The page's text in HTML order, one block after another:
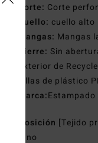
Corte: Corte
Cuello: cuello alto
Mangas: Mangas
Cierre: Sin
Exterior de
botellas de plástico
Marca:
Composición [Tejido
elastano